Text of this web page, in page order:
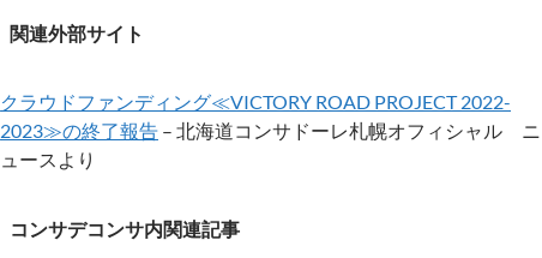
関連外部サイト
クラウドファンディング≪VICTORY ROAD PROJECT 2022-
2023≫の終了報告 – 北海道コンサドーレ札幌オフィシャル ニ
ュースより
コンサデコンサ内関連記事